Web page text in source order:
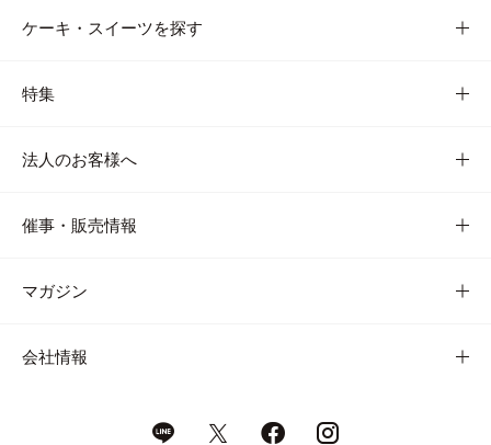
ケーキ・スイーツを探す
特集
法人のお客様へ
催事・販売情報
マガジン
会社情報